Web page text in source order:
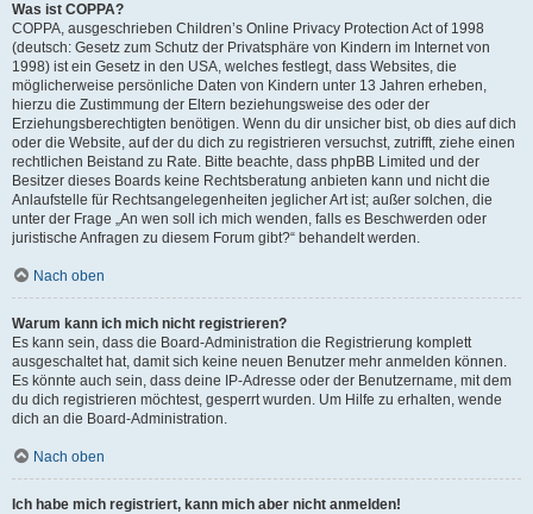
Was ist COPPA?
COPPA, ausgeschrieben Children’s Online Privacy Protection Act of 1998
(deutsch: Gesetz zum Schutz der Privatsphäre von Kindern im Internet von
1998) ist ein Gesetz in den USA, welches festlegt, dass Websites, die
möglicherweise persönliche Daten von Kindern unter 13 Jahren erheben,
hierzu die Zustimmung der Eltern beziehungsweise des oder der
Erziehungsberechtigten benötigen. Wenn du dir unsicher bist, ob dies auf dich
oder die Website, auf der du dich zu registrieren versuchst, zutrifft, ziehe einen
rechtlichen Beistand zu Rate. Bitte beachte, dass phpBB Limited und der
Besitzer dieses Boards keine Rechtsberatung anbieten kann und nicht die
Anlaufstelle für Rechtsangelegenheiten jeglicher Art ist; außer solchen, die
unter der Frage „An wen soll ich mich wenden, falls es Beschwerden oder
juristische Anfragen zu diesem Forum gibt?“ behandelt werden.
Nach oben
Warum kann ich mich nicht registrieren?
Es kann sein, dass die Board-Administration die Registrierung komplett
ausgeschaltet hat, damit sich keine neuen Benutzer mehr anmelden können.
Es könnte auch sein, dass deine IP-Adresse oder der Benutzername, mit dem
du dich registrieren möchtest, gesperrt wurden. Um Hilfe zu erhalten, wende
dich an die Board-Administration.
Nach oben
Ich habe mich registriert, kann mich aber nicht anmelden!